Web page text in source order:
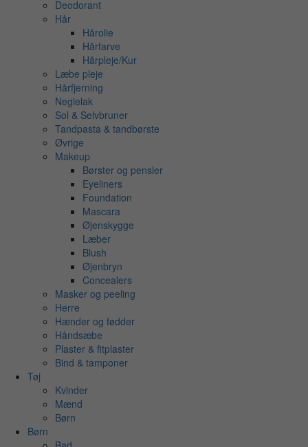
Deodorant
Hår
Hårolie
Hårfarve
Hårpleje/Kur
Læbe pleje
Hårfjerning
Neglelak
Sol & Selvbruner
Tandpasta & tandbørste
Øvrige
Makeup
Børster og pensler
Eyeliners
Foundation
Mascara
Øjenskygge
Læber
Blush
Øjenbryn
Concealers
Masker og peeling
Herre
Hænder og fødder
Håndsæbe
Plaster & fitplaster
Bind & tamponer
Tøj
Kvinder
Mænd
Børn
Børn